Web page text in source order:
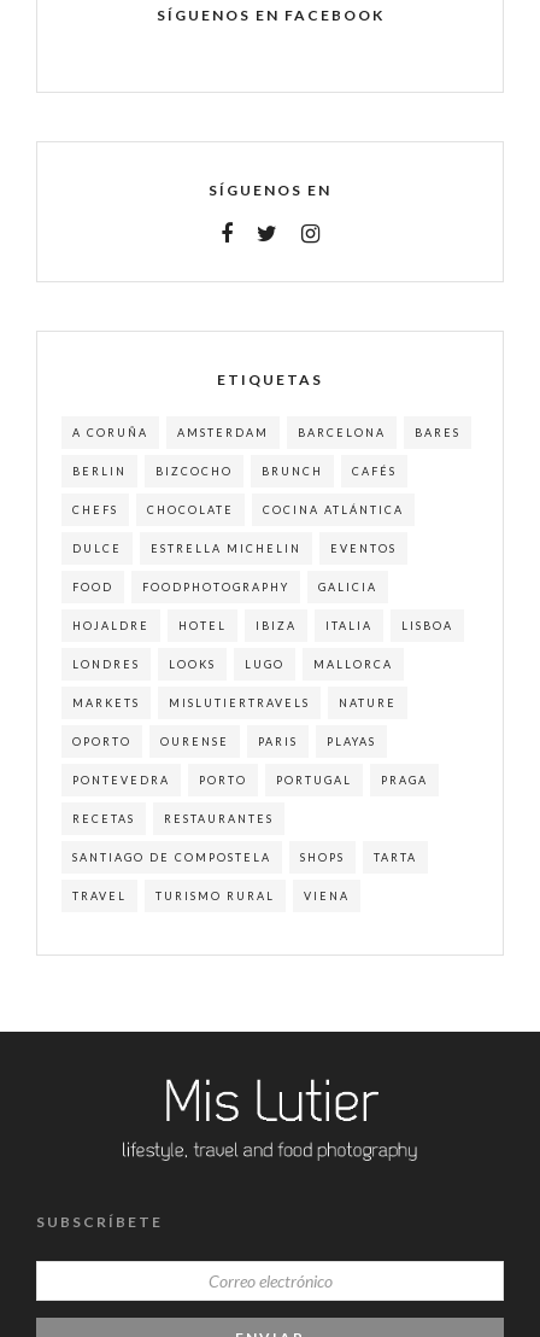
SÍGUENOS EN FACEBOOK
SÍGUENOS EN
ETIQUETAS
A CORUÑA AMSTERDAM BARCELONA BARES
BERLIN BIZCOCHO BRUNCH CAFÉS
CHEFS CHOCOLATE COCINA ATLÁNTICA
DULCE ESTRELLA MICHELIN EVENTOS
FOOD FOODPHOTOGRAPHY GALICIA
HOJALDRE HOTEL IBIZA ITALIA LISBOA
LONDRES LOOKS LUGO MALLORCA
MARKETS MISLUTIERTRAVELS NATURE
OPORTO OURENSE PARIS PLAYAS
PONTEVEDRA PORTO PORTUGAL PRAGA
RECETAS RESTAURANTES
SANTIAGO DE COMPOSTELA SHOPS TARTA
TRAVEL TURISMO RURAL VIENA
SUBSCRÍBETE